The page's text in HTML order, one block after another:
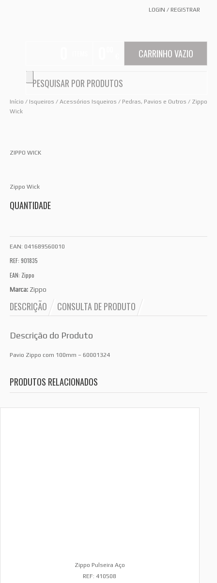
LOGIN / REGISTRAR
CARRINHO VAZIO
Início / Isqueiros / Acessórios Isqueiros / Pedras, Pavios e Outros / Zippo
Wick
ZIPPO WICK
Zippo Wick
QUANTIDADE
EAN: 041689560010
REF: 901835
EAN: Zippo
Marca: Zippo
DESCRIÇÃO CONSULTA DE PRODUTO
Descrição do Produto
Pavio Zippo com 100mm – 60001324
PRODUTOS RELACIONADOS
Zippo Pulseira Aço
REF: 410508